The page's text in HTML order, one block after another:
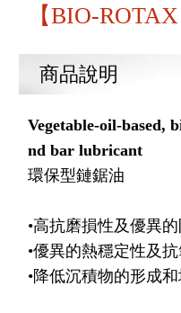
【BIO-ROTAX
商品說明
Vegetable-oil-based,
nd bar lubricant
環保型鏈鋸油
•高抗磨損性及優異的
•優異的熱穩定性及抗
•降低沉積物的形成和